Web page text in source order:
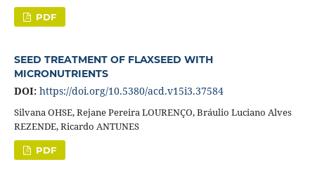
PDF
SEED TREATMENT OF FLAXSEED WITH
MICRONUTRIENTS
DOI: https://doi.org/10.5380/acd.v15i3.37584
Silvana OHSE, Rejane Pereira LOURENÇO, Bráulio Luciano Alves
REZENDE, Ricardo ANTUNES
PDF